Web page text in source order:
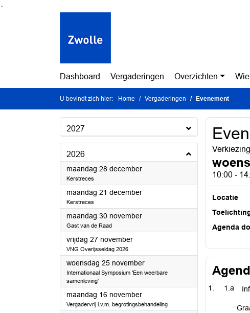
Ga naar de inhoud van deze pagina
Ga naar het zoeken
Ga naar het menu
Dashboard Vergaderingen Overzichten
U bevindt zich hier: Home Vergaderingen Evenement
2027
2026
maandag 28 december2026
Kerstreces
maandag 21 december2026
Kerstreces
maandag 30 november2026
Gast van de Raad
vrijdag 27 november2026
VNG Overijsseldag 2026
woensdag 25 november2026
Internationaal Symposium 'Een weerbare
samenleving'
maandag 16 november2026
Vergadervrij i.v.m. begrotingsbehandeling
10:00 -
Locatie
Agenda
1.a